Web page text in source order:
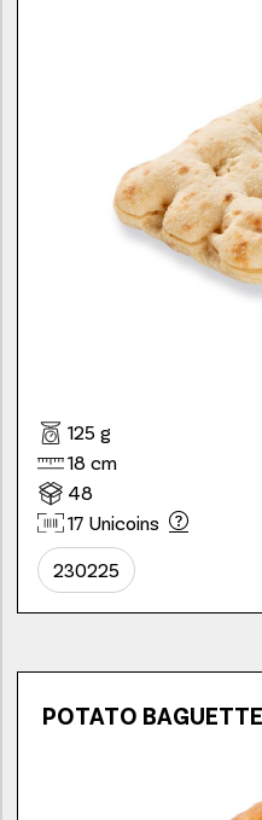
125 g
18 cm
48
17 Unicoins
230225
POTATO BAGUETTE